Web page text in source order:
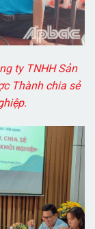
ty TNHH Sản
Thành chia sẻ